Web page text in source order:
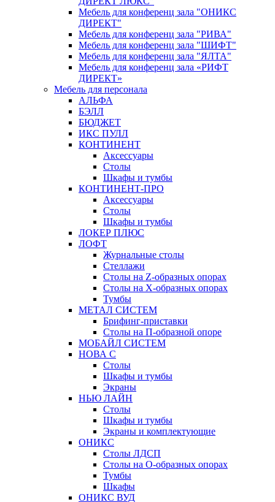
Мебель для конференц зала "ОНИКС
ДИРЕКТ"
Мебель для конференц зала "РИВА"
Мебель для конференц зала "ШИФТ"
Мебель для конференц зала "ЯЛТА"
Мебель для конференц зала «РИФТ
ДИРЕКТ»
Мебель для персонала
АЛЬФА
БЭЛЛ
БЮДЖЕТ
ИКС ПУЛЛ
КОНТИНЕНТ
Аксессуары
Столы
Шкафы и тумбы
КОНТИНЕНТ-ПРО
Аксессуары
Столы
Шкафы и тумбы
ЛОКЕР ПЛЮС
ЛОФТ
Журнальные столы
Стеллажи
Столы на Z-образных опорах
Столы на Х-образных опорах
Тумбы
МЕТАЛ СИСТЕМ
Брифинг-приставки
Столы на П-образной опоре
МОБАЙЛ СИСТЕМ
НОВА С
Столы
Шкафы и тумбы
Экраны
НЬЮ ЛАЙН
Столы
Шкафы и тумбы
Экраны и комплектующие
ОНИКС
Столы ЛДСП
Столы на О-образных опорах
Тумбы
Шкафы
ОНИКС ВУД